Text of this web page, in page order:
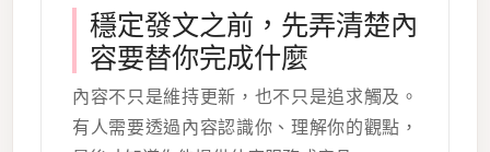
穩定發文之前，先弄清楚內
容要替你完成什麼
內容不只是維持更新，也不只是追求觸及。
有人需要透過內容認識你、理解你的觀點，